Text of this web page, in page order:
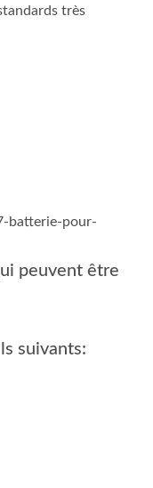
très
batterie-pour-
peuvent être
suivants: